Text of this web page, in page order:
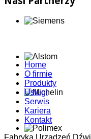
Home
O firmie
Produkty
Usługi
Serwis
Kariera
Kontakt
Fabryka Urządzeń